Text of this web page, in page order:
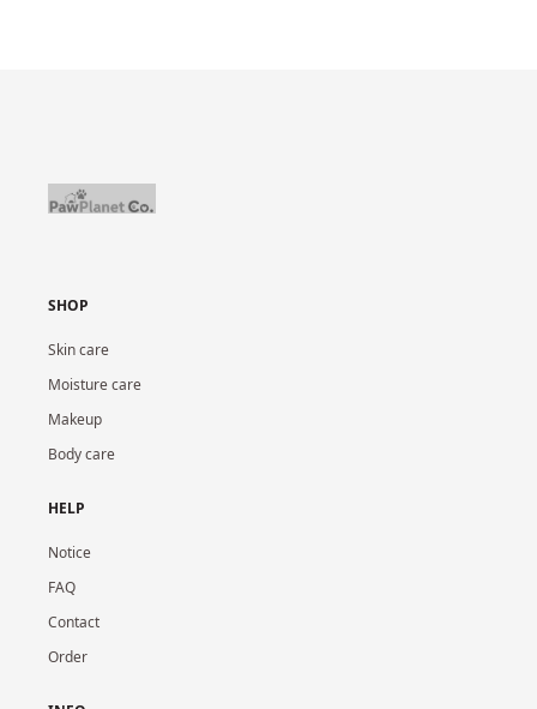
SHOP
Skin care
Moisture care
Makeup
Body care
HELP
Notice
FAQ
Contact
Order